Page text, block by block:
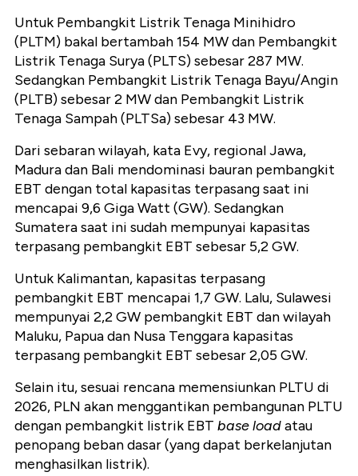
Untuk Pembangkit Listrik Tenaga Minihidro
(PLTM) bakal bertambah 154 MW dan Pembangkit
Listrik Tenaga Surya (PLTS) sebesar 287 MW.
Sedangkan Pembangkit Listrik Tenaga Bayu/Angin
(PLTB) sebesar 2 MW dan Pembangkit Listrik
Tenaga Sampah (PLTSa) sebesar 43 MW.
Dari sebaran wilayah, kata Evy, regional Jawa,
Madura dan Bali mendominasi bauran pembangkit
EBT dengan total kapasitas terpasang saat ini
mencapai 9,6 Giga Watt (GW). Sedangkan
Sumatera saat ini sudah mempunyai kapasitas
terpasang pembangkit EBT sebesar 5,2 GW.
Untuk Kalimantan, kapasitas terpasang
pembangkit EBT mencapai 1,7 GW. Lalu, Sulawesi
mempunyai 2,2 GW pembangkit EBT dan wilayah
Maluku, Papua dan Nusa Tenggara kapasitas
terpasang pembangkit EBT sebesar 2,05 GW.
Selain itu, sesuai rencana memensiunkan PLTU di
2026, PLN akan menggantikan pembangunan PLTU
dengan pembangkit listrik EBT base loadatau
penopang beban dasar (yang dapat berkelanjutan
menghasilkan listrik).